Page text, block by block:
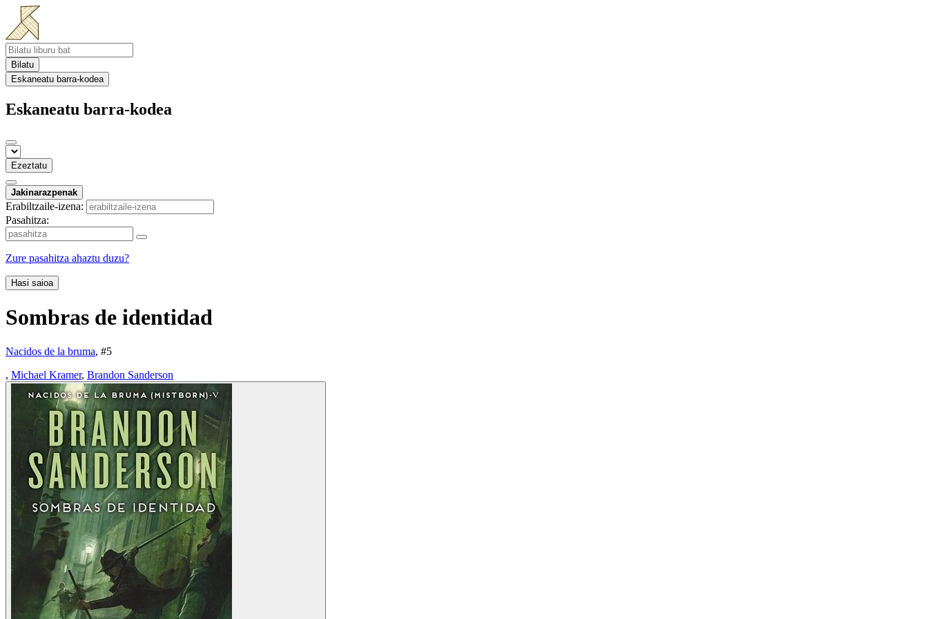
Bilatu
Eskaneatu barra-kodea
Eskaneatu barra-kodea
Ezeztatu
Jakinarazpenak
Erabiltzaile-izena:
Pasahitza:
Zure pasahitza ahaztu duzu?
Hasi saioa
Sombras de identidad
Nacidos de la bruma, #5
, Michael Kramer, Brandon Sanderson